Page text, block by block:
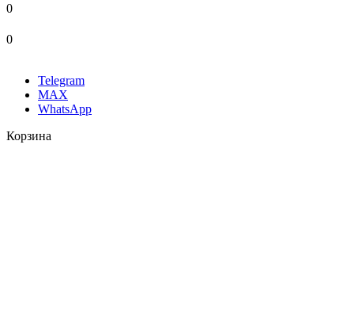
0
0
Telegram
MAX
WhatsApp
Корзина